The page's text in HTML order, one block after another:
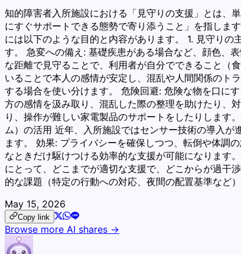
知的障害者入所施設における「見守りの支援」とは、
にすぐサポートできる態勢で寄り添うこと」を指しま
には以下のような目的と内容があります。 1. 見守り
す。 急変への備え: 基礎疾患がある場合など、顔色、
な距離で見守ることで、利用者が自分でできること（
いることで本人の感情が安定し、混乱や人間関係のト
する場合を使い分けます。 危険回避: 危険な物を口に
方の感情を汲み取り、混乱した際の整理を助けたり、
り、操作が難しい家電製品のサポートをしたりします
ム）の活用 近年、入所施設ではセンサー技術の導入
ます。 効果: プライバシーを確保しつつ、転倒や体調
なときだけ駆けつける効率的な支援が可能になります
にとって、どこまでが適切な支援で、どこからが過干
的な課題（特定の行動への対応、夜間の配置基準など
May 15, 2026
Copy link
Browse more AI shares →